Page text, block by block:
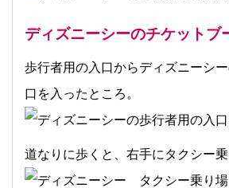
ディズニーシーのチケットブ
歩行者用の入口からディズニーシ
口を入ったところ。
道なりに歩くと、右手にタクシー